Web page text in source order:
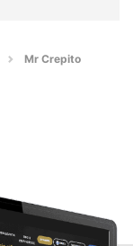
Mr Crepito